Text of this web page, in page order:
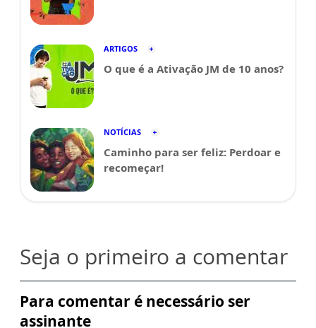
ARTIGOS
O que é a Ativação JM de 10 anos?
NOTÍCIAS
Caminho para ser feliz: Perdoar e
recomeçar!
Seja o primeiro a comentar
Para comentar é necessário ser
assinante